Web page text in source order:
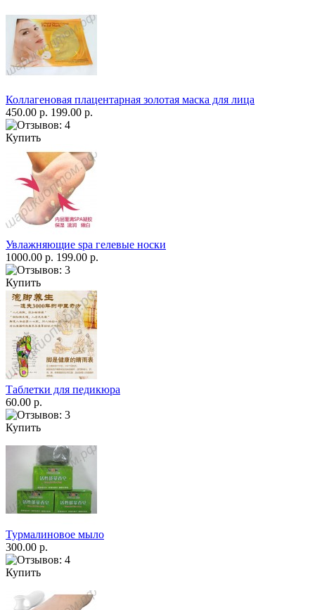
Коллагеновая плацентарная золотая маска для лица
450.00 р. 199.00 р.
Купить
Увлажняющие spa гелевые носки
1000.00 р. 199.00 р.
Купить
Таблетки для педикюра
60.00 р.
Купить
Турмалиновое мыло
300.00 р.
Купить